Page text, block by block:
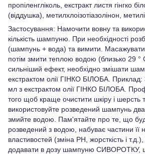
пропіленгліколь, екстракт листя гінгко
(віддушка), метилхлоізотіазолінон,
Застосування: Намочити вовну та
кількість шампуню. При необхідності
(шампунь + вода) та вимити. Масажувати
потім змити теплою водою (близько 29
сильніший ефект, необхідно змішати
екстрактом олії ГІНКО БІЛОБА.
мл з екстрактом олії ГІНКО БІЛОБА.
того щоб краще очистити шкіру і шерсть
використовуйте розведений шампунь
змийте водою. Пам'ятайте про те, що
розведений з водою, набуває частини її
властивостей (зміна РН, жорсткість і
додавати в дозу шампуню СИВОРОТКУ,